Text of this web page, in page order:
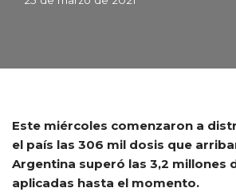
Este miércoles comenzaron a
el país las 306 mil dosis que
Argentina superó las 3,2 millones
aplicadas hasta el momento.